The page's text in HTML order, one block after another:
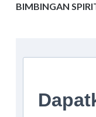
BIMBINGAN